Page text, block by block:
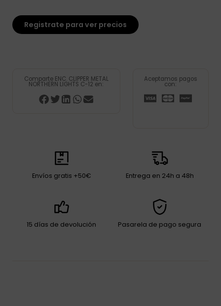
Registrate para ver precios
Comparte ENC. CLIPPER METAL
NORTHERN LIGHTS C-12 en:
Aceptamos pagos
con:
Envíos gratis +50€ Entrega en 24h a 48h
15 días de devolución Pasarela de pago segura